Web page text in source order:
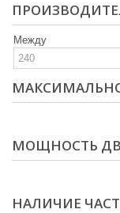
Между
МОЩНОСТЬ
НАЛИЧИЕ